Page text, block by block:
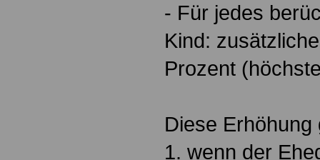
- Für jedes
Kind:
Prozent
Diese Erhöhung
1. wenn der